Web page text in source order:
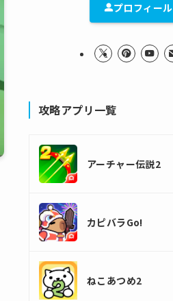
プロフィール
攻略アプリ一覧
アーチャー伝説2
カピバラGo!
ねこあつめ2